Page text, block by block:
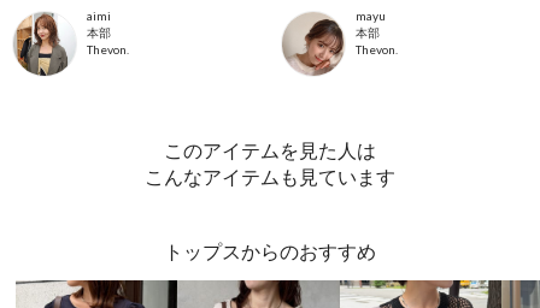
aimi
本部
Thevon.
mayu
本部
Thevon.
このアイテムを見た人は
こんなアイテムも見ています
トップスからのおすすめ